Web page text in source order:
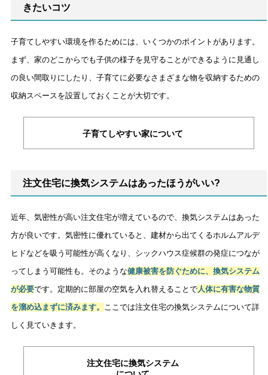
きたいコツ
子育てしやすい環境を作るためには、いくつかのポイントがあります。
まず、家のどこからでも子供の様子を見守ることができるように見通し
の良い間取りにしたり、子育てに必要なさまざまな物を収納するための
収納スペースを設置しておくことが大切です。
子育てしやすい家について
注文住宅に換気システムはあったほうがいい?
近年、気密性が高い注文住宅が増えているので、換気システムはあった
方が良いです。気密性に優れていると、建材から出てくるホルムアルデ
ヒドなどを吸う可能性が高くなり、シックハウス症候群の発症につなが
ってしまう可能性も。そのような健康被害を防ぐために、換気システム
が必要です。定期的に部屋の空気を入れ替えることで人体に有害な物質
を溜め込まずに済みます。 ここでは注文住宅の換気システムについて詳
しく見ていきます。
注文住宅に換気システム